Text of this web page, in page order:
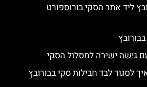
ליד אתר הסקי בורוספורט
גישה ישירה למסלול הסקי
לסגור לבד חבילות סקי בבורובץ